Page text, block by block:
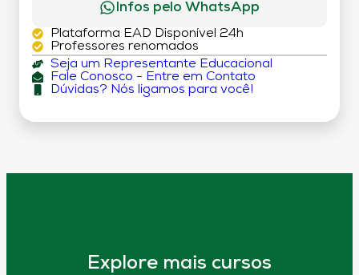
Infos pelo WhatsApp
Plataforma EAD Disponível 24h
Professores renomados
Seja um Representante Educacional
Fale Conosco - Entre em Contato
Dúvidas? Nós ligamos para você!
Explore mais cursos